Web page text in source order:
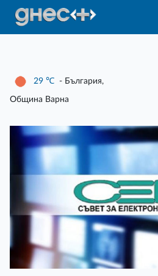
29 ℃ - България,
Община Варна